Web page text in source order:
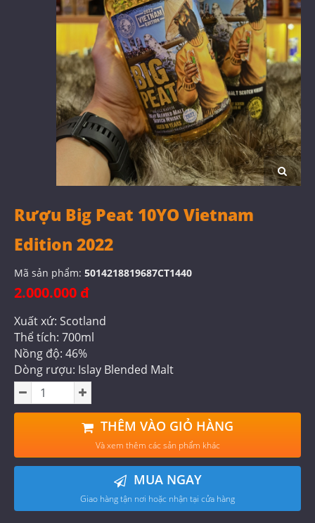
Rượu Big Peat 10YO Vietnam
Edition 2022
Mã sản phẩm: 5014218819687CT1440
2.000.000 đ
Xuất xứ: Scotland
Thể tích: 700ml
Nồng độ: 46%
Dòng rượu: Islay Blended Malt
THÊM VÀO GIỎ HÀNG
Và xem thêm các sản phẩm khác
MUA NGAY
Giao hàng tận nơi hoặc nhận tại cửa hàng